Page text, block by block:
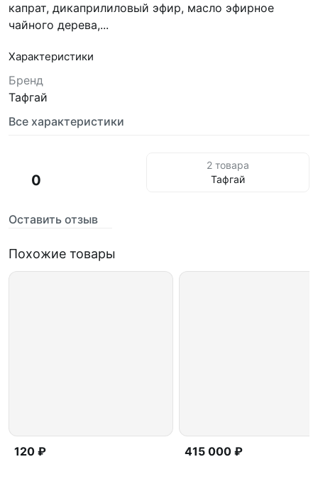
капрат, дикаприлиловый эфир, масло эфирное
чайного дерева,...
Характеристики
Бренд
Тафгай
Все характеристики
0
Оставить отзыв
2 товара
Тафгай
Похожие товары
120 ₽ 415 000 ₽